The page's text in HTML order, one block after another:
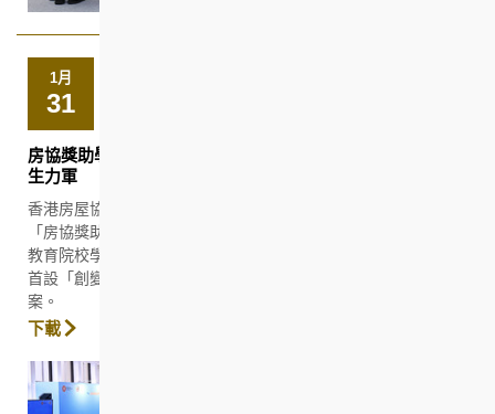
1月
31
房協獎助學金增設「創變卓越獎」 激發青年新思維 培育業界
生力軍
香港房屋協會（房協）今日（一月三十一日）舉行第二十一屆
「房協獎助學金計劃」（計劃）頒獎禮。本年度共有一百名高等
教育院校學生獲獎，各獲頒發港幣一萬元獎／助學金。今年同時
首設「創變卓越獎」，鼓勵青年探討房屋相關議題，提出創意方
案。
下載